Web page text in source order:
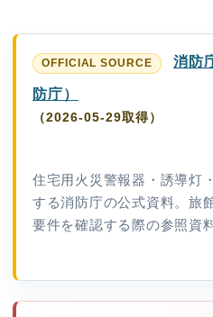
消防
防庁）
（2026-05-29取得）
住宅用火災警報器・誘導灯
する消防庁の公式資料。旅
要件を確認する際の参照資料